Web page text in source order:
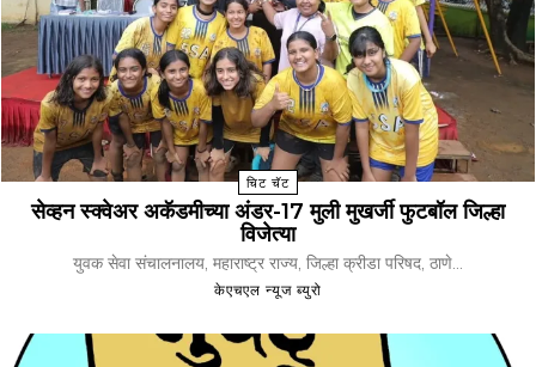
चिट चॅट
सेव्हन स्क्वेअर अकॅडमीच्या अंडर-17 मुली मुखर्जी फुटबॉल जिल्हा
विजेत्या
युवक सेवा संचालनालय, महाराष्ट्र राज्य, जिल्हा क्रीडा परिषद, ठाणे...
केएचएल न्यूज ब्युरो